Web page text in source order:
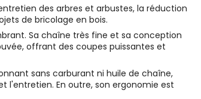
des arbres et arbustes, la réduction
de bricolage en bois.
Sa chaîne très fine et sa conception
offrant des coupes puissantes et
sans carburant ni huile de chaîne,
l'entretien. En outre, son ergonomie est